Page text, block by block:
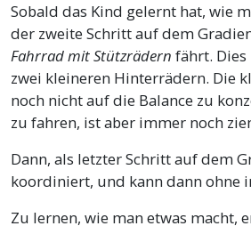
Sobald das Kind gelernt hat, wie
der zweite Schritt auf dem
Fahrrad mit Stützrädern fährt.
zwei kleineren Hinterrädern. Die
noch nicht auf die Balance zu
zu fahren, ist aber immer noch
Dann, als letzter Schritt auf dem
koordiniert, und kann dann ohne
Zu lernen, wie man etwas macht,